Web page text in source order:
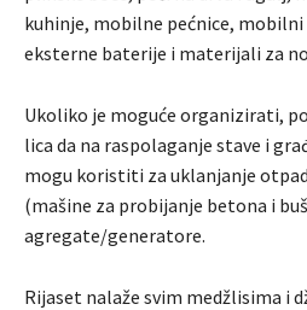
kuhinje, mobilne pećnice,
eksterne baterije i materijali za
Ukoliko je moguće organizirati,
lica da na raspolaganje stave i
mogu koristiti za uklanjanje
(mašine za probijanje betona i
agregate/generatore.
Rijaset nalaže svim medžlisima i